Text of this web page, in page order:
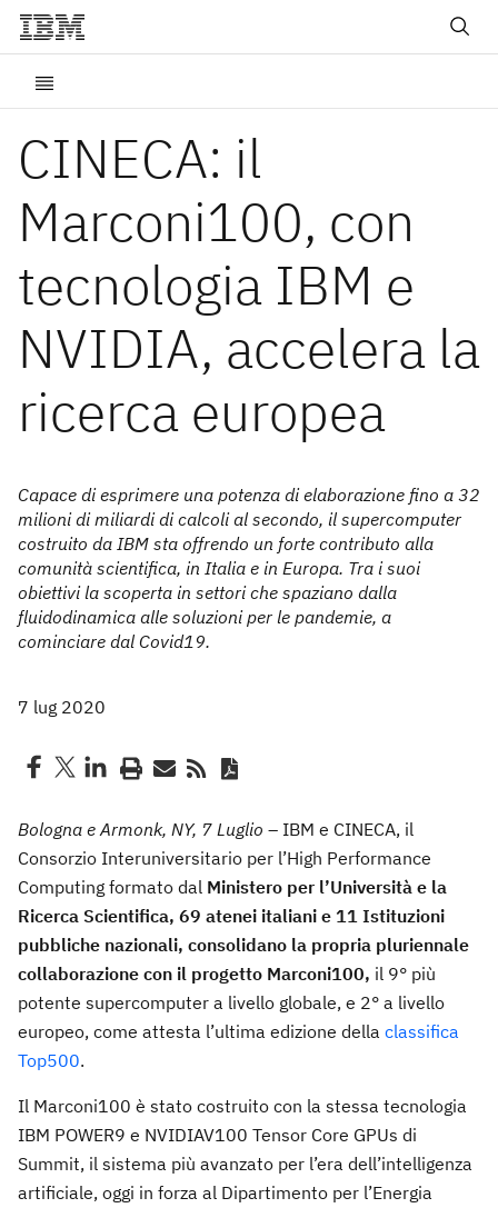
CINECA: il
Marconi100, con
tecnologia IBM e
NVIDIA, accelera la
ricerca europea
Capace di esprimere una potenza di elaborazione fino a 32
milioni di miliardi di calcoli al secondo, il supercomputer
costruito da IBM sta offrendo un forte contributo alla
comunità scientifica, in Italia e in Europa. Tra i suoi
obiettivi la scoperta in settori che spaziano dalla
fluidodinamica alle soluzioni per le pandemie, a
cominciare dal Covid19.
7 lug 2020
Bologna e Armonk, NY, 7 Luglio – IBM e CINECA, il
Consorzio Interuniversitario per l’High Performance
Computing formato dal Ministero per l’Università e la
Ricerca Scientifica, 69 atenei italiani e 11 Istituzioni
pubbliche nazionali, consolidano la propria pluriennale
collaborazione con il progetto Marconi100, il 9° più
potente supercomputer a livello globale, e 2° a livello
europeo, come attesta l’ultima edizione della classifica
Top500.
Il Marconi100 è stato costruito con la stessa tecnologia
IBM POWER9 e NVIDIAV100 Tensor Core GPUs di
Summit, il sistema più avanzato per l’era dell’intelligenza
artificiale, oggi in forza al Dipartimento per l’Energia